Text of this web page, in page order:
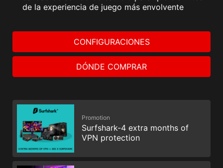
de la experiencia de juego más envolvente
CONFIGURACIONES
DÓNDE COMPRAR
Promotion
Surfshark-4 extra months of
VPN protection